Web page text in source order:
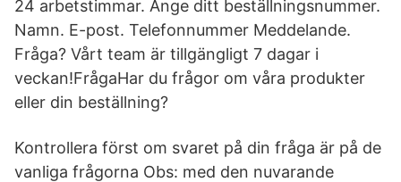
24 arbetstimmar. Ange ditt beställningsnummer.
Namn. E-post. Telefonnummer Meddelande.
Fråga? Vårt team är tillgängligt 7 dagar i
veckan!FrågaHar du frågor om våra produkter
eller din beställning?
Kontrollera först om svaret på din fråga är på de
vanliga frågorna Obs: med den nuvarande